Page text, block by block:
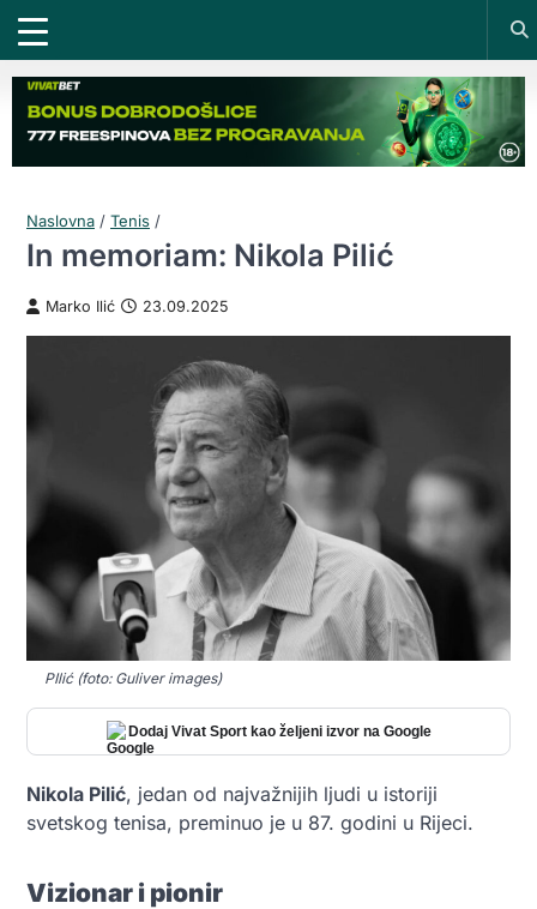
Naslovna / Tenis /
In memoriam: Nikola Pilić
Marko Ilić 23.09.2025
PIlić (foto: Guliver images)
Dodaj Vivat Sport kao željeni izvor na Google
Nikola Pilić, jedan od najvažnijih ljudi u istoriji
svetskog tenisa, preminuo je u 87. godini u Rijeci.
Vizionar i pionir